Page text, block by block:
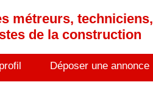
métreurs, techniciens,
de la construction
Déposer une annonce